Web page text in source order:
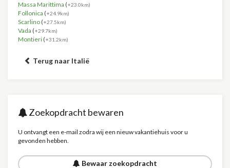
Massa Marittima (+23.0km)
Follonica (+24.9km)
Scarlino (+27.5km)
Vada (+29.7km)
Montieri (+31.2km)
Terug naar Italië
Zoekopdracht bewaren
U ontvangt een e-mail zodra wij een nieuw vakantiehuis voor u
gevonden hebben.
Bewaar zoekopdracht